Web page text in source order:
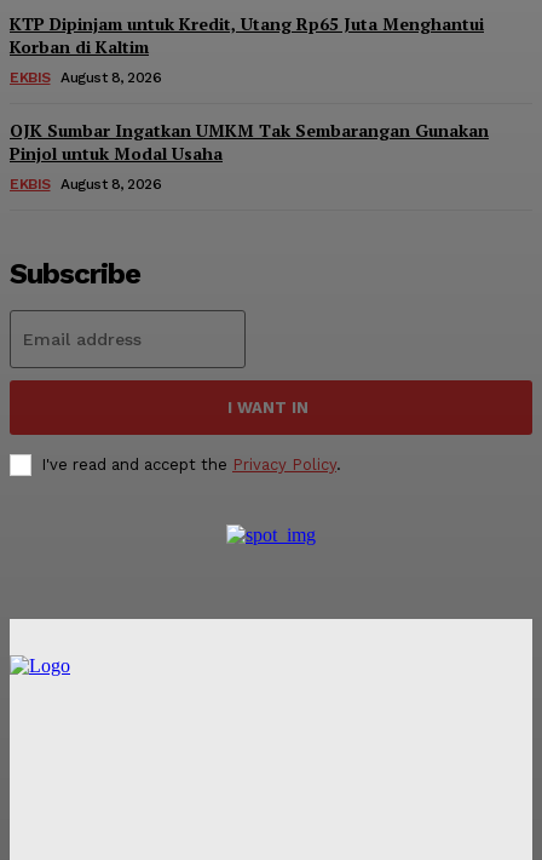
KTP Dipinjam untuk Kredit, Utang Rp65 Juta Menghantui
Korban di Kaltim
EKBIS August 8, 2026
OJK Sumbar Ingatkan UMKM Tak Sembarangan Gunakan
Pinjol untuk Modal Usaha
EKBIS August 8, 2026
Subscribe
I WANT IN
I've read and accept the Privacy Policy.